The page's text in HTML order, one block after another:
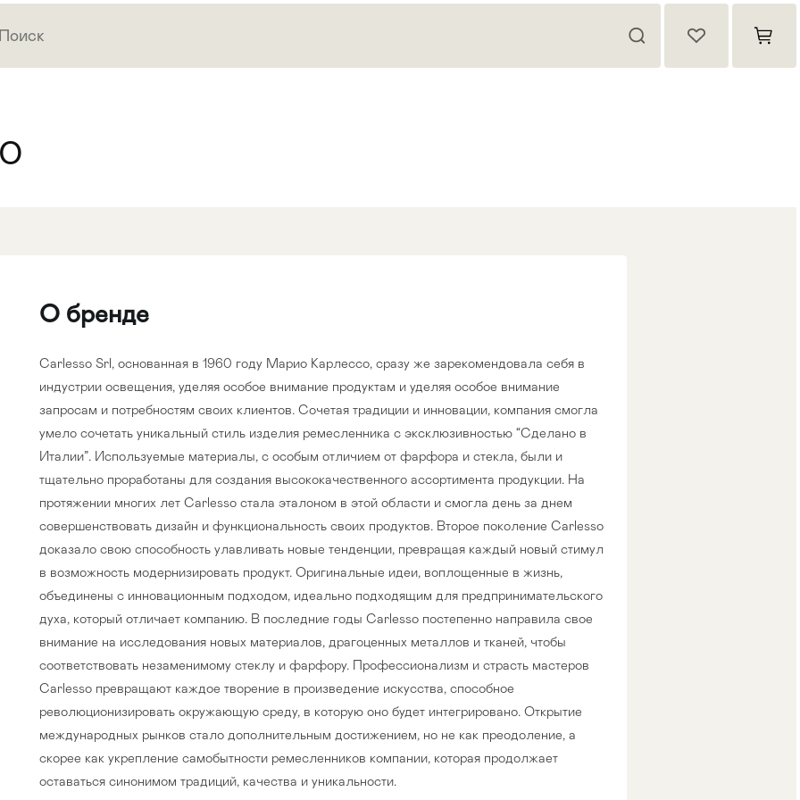
Прихожая >
Детская мебель
Двери и перегородки
О бренде
Carlesso Srl, основанная в 1960 году Марио Карлессо, сразу же зарекомендовала себя в
индустрии освещения, уделяя особое внимание продуктам и уделяя особое внимание
запросам и потребностям своих клиентов. Сочетая традиции и инновации, компания смогла
умело сочетать уникальный стиль изделия ремесленника с эксклюзивностью “Сделано в
Италии”. Используемые материалы, с особым отличием от фарфора и стекла, были и
тщательно проработаны для создания высококачественного ассортимента продукции. На
протяжении многих лет Carlesso стала эталоном в этой области и смогла день за днем
совершенствовать дизайн и функциональность своих продуктов. Второе поколение Carlesso
доказало свою способность улавливать новые тенденции, превращая каждый новый стимул
в возможность модернизировать продукт. Оригинальные идеи, воплощенные в жизнь,
объединены с инновационным подходом, идеально подходящим для предпринимательского
духа, который отличает компанию. В последние годы Carlesso постепенно направила свое
внимание на исследования новых материалов, драгоценных металлов и тканей, чтобы
соответствовать незаменимому стеклу и фарфору. Профессионализм и страсть мастеров
Carlesso превращают каждое творение в произведение искусства, способное
революционизировать окружающую среду, в которую оно будет интегрировано. Открытие
международных рынков стало дополнительным достижением, но не как преодоление, а
скорее как укрепление самобытности ремесленников компании, которая продолжает
оставаться синонимом традиций, качества и уникальности.